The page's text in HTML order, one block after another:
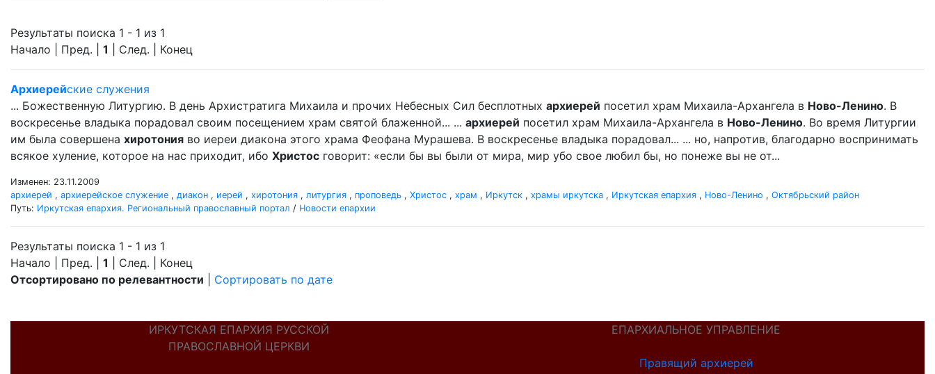
Результаты поиска 1 - 1 из 1
Начало | Пред. | 1 | След. | Конец
Архиерейские служения
... Божественную Литургию. В день Архистратига Михаила и прочих Небесных Сил бесплотных архиерей посетил храм Михаила-Архангела в Ново-Ленино. В
воскресенье владыка порадовал своим посещением храм святой блаженной... ... архиерей посетил храм Михаила-Архангела в Ново-Ленино. Во время Литургии
им была совершена хиротония во иереи диакона этого храма Феофана Мурашева. В воскресенье владыка порадовал... ... но, напротив, благодарно воспринимать
всякое хуление, которое на нас приходит, ибо Христос говорит: «если бы вы были от мира, мир убо свое любил бы, но понеже вы не от...
Изменен: 23.11.2009
архиерей , архиерейское служение , диакон , иерей , хиротония , литургия , проповедь , Христос , храм , Иркутск , храмы иркутска , Иркутская епархия , Ново-Ленино , Октябрьский район
Путь: Иркутская епархия. Региональный православный портал / Новости епархии
Результаты поиска 1 - 1 из 1
Начало | Пред. | 1 | След. | Конец
Отсортировано по релевантности
Сортировать по дате
ИРКУТСКАЯ ЕПАРХИЯ РУССКОЙ
ПРАВОСЛАВНОЙ ЦЕРКВИ
ЕПАРХИАЛЬНОЕ УПРАВЛЕНИЕ
Правящий архиерей